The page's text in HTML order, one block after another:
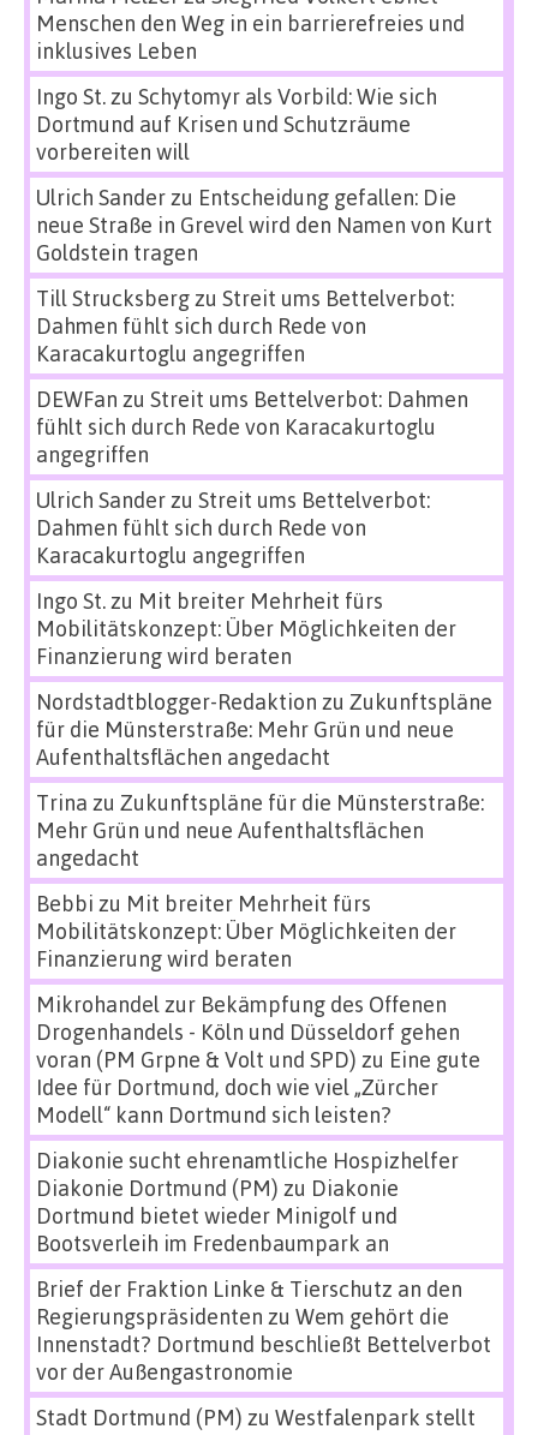
Menschen den Weg in ein barrierefreies und
inklusives Leben
Ingo St.zu Schytomyr als Vorbild: Wie sich
Dortmund auf Krisen und Schutzräume
vorbereiten will
Ulrich Sanderzu Entscheidung gefallen: Die
neue Straße in Grevel wird den Namen von Kurt
Goldstein tragen
Till Strucksbergzu Streit ums Bettelverbot:
Dahmen fühlt sich durch Rede von
Karacakurtoglu angegriffen
DEWFan zu Streit ums Bettelverbot: Dahmen
fühlt sich durch Rede von Karacakurtoglu
angegriffen
Ulrich Sanderzu Streit ums Bettelverbot:
Dahmen fühlt sich durch Rede von
Karacakurtoglu angegriffen
Ingo St.zu Mit breiter Mehrheit fürs
Mobilitätskonzept: Über Möglichkeiten der
Finanzierung wird beraten
Nordstadtblogger-Redaktion zu Zukunftspläne
für die Münsterstraße: Mehr Grün und neue
Aufenthaltsflächen angedacht
Trina zu Zukunftspläne für die Münsterstraße:
Mehr Grün und neue Aufenthaltsflächen
angedacht
Bebbi zu Mit breiter Mehrheit fürs
Mobilitätskonzept: Über Möglichkeiten der
Finanzierung wird beraten
Mikrohandel zur Bekämpfung des Offenen
Drogenhandels - Köln und Düsseldorf gehen
voran (PM Grpne & Volt und SPD) zu Eine gute
Idee für Dortmund, doch wie viel „Zürcher
Modell“ kann Dortmund sich leisten?
Diakonie sucht ehrenamtliche Hospizhelfer
Diakonie Dortmund (PM) zu Diakonie
Dortmund bietet wieder Minigolf und
Bootsverleih im Fredenbaumpark an
Brief der Fraktion Linke & Tierschutz an den
Regierungspräsidenten zu Wem gehört die
Innenstadt? Dortmund beschließt Bettelverbot
vor der Außengastronomie
Stadt Dortmund (PM) zu Westfalenpark stellt